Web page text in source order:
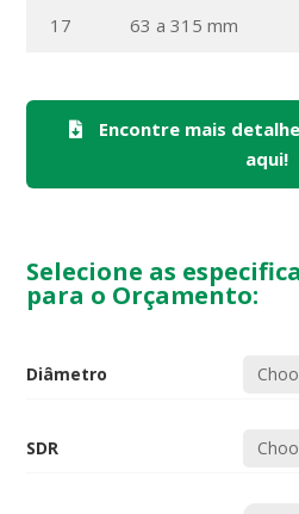
17 63 a 315 mm
Encontre mais
aqui!
Selecione as
para o Orçamento:
Diâmetro
SDR